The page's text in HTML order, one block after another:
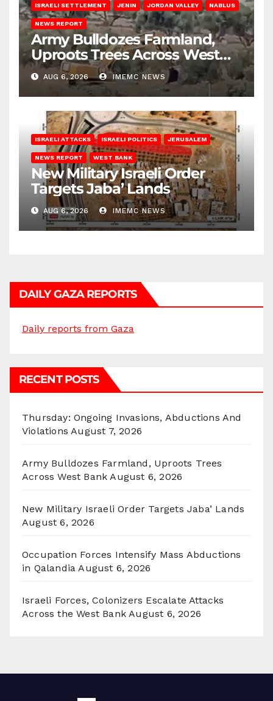
ISRAELI SETTLEMENT JENIN JORDAN VALLEY NABLUS
NEWS REPORT
Army Bulldozes Farmland,
Uproots Trees Across West
Bank
AUG 6, 2026 IMEMC NEWS
ISRAELI ATTACKS ISRAELI POLITICS JERUSALEM
NEWS REPORT WEST BANK
New Military Israeli Order
Targets Jaba’ Lands
AUG 6, 2026 IMEMC NEWS
DAILY GAZA REPORTS
Daily reports from Gaza
RECENT POSTS
Thursday: Ongoing Invasions, Abductions And
Violations August 7, 2026
Army Bulldozes Farmland, Uproots Trees
Across West Bank August 6, 2026
New Military Israeli Order Targets Jaba’ Lands
August 6, 2026
Occupation Forces Intensify Mass Abductions
in Qalandia August 6, 2026
Israeli Forces, Colonizers Escalate Attacks
Across the West Bank August 6, 2026